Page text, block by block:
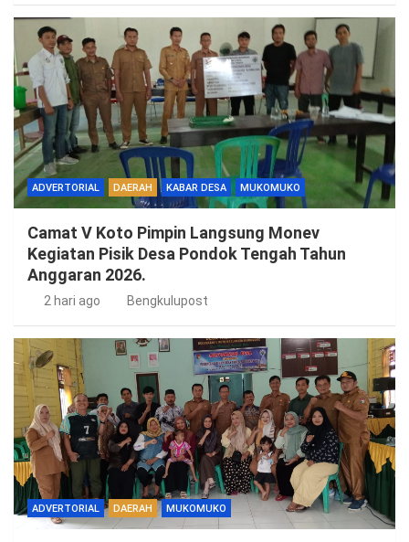
ADVERTORIAL DAERAH KABAR DESA MUKOMUKO
Camat V Koto Pimpin Langsung Monev
Kegiatan Pisik Desa Pondok Tengah Tahun
Anggaran 2026.
2 hari ago Bengkulupost
ADVERTORIAL DAERAH MUKOMUKO